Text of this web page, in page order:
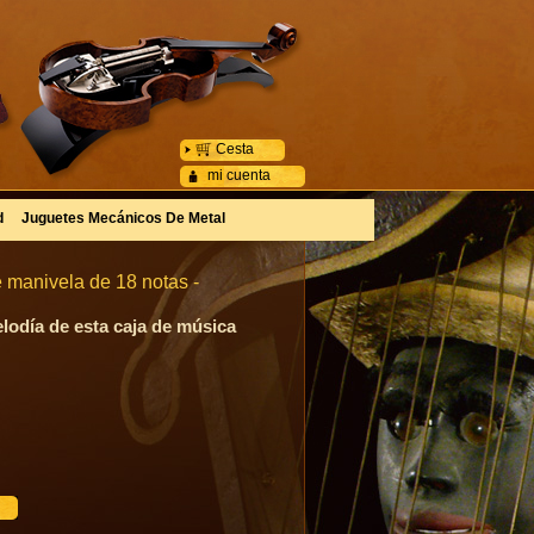
mi cuenta
Cesta
Juguetes Mecánicos De Metal
de 18 notas -
de esta caja de música